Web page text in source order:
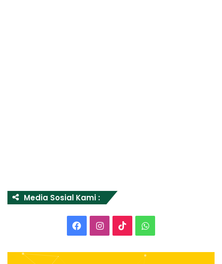
Media Sosial Kami :
FacebookInstagram
TikTokWhatsApp